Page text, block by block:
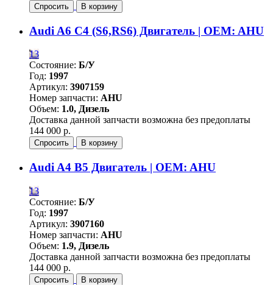
Спросить В корзину
Audi A6 C4 (S6,RS6) Двигатель | OEM: AHU
13
Состояние: Б/У
Год: 1997
Артикул: 3907159
Номер запчасти: AHU
Объем: 1.0, Дизель
Доставка данной запчасти возможна без предоплаты
144 000 р.
Спросить В корзину
Audi A4 B5 Двигатель | OEM: AHU
13
Состояние: Б/У
Год: 1997
Артикул: 3907160
Номер запчасти: AHU
Объем: 1.9, Дизель
Доставка данной запчасти возможна без предоплаты
144 000 р.
Спросить В корзину